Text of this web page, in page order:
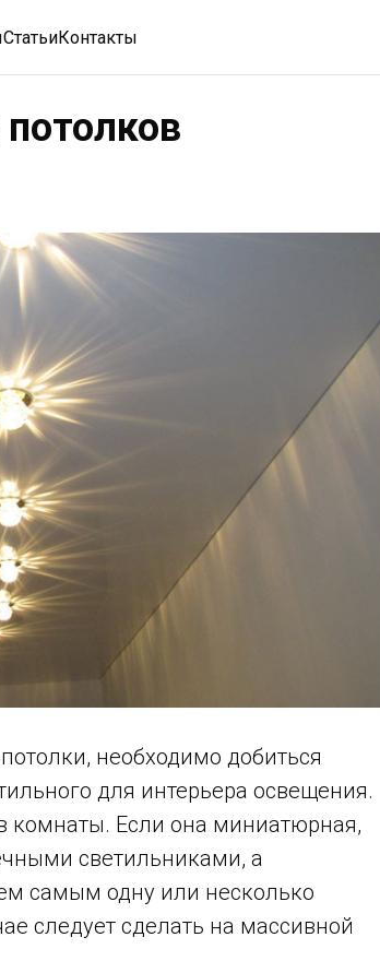
СтатьиКонтакты
необходимо добиться
для интерьера освещения.
комнаты. Если она миниатюрная,
светильниками, а
самым одну или несколько
следует сделать на массивной